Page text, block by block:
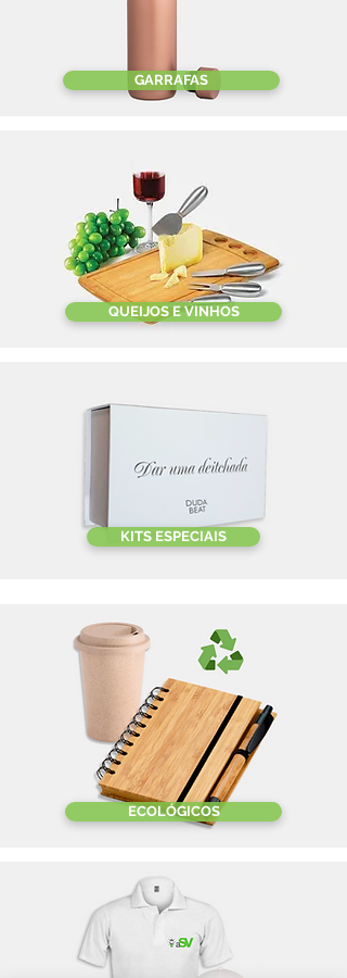
GARRAFAS
QUEIJOS E VINHOS
KITS ESPECIAIS
ECOLÓGICOS